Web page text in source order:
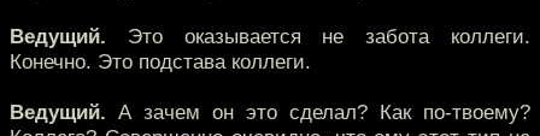
Ведущий. Это оказывается не забота коллеги.
Конечно. Это подстава коллеги.
Ведущий. А зачем он это сделал? Как по-твоему?